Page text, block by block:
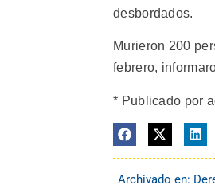
desbordados.
Murieron 200
febrero,
* Publicado por
Archivado en: